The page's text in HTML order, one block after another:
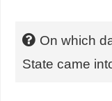
On which
State came